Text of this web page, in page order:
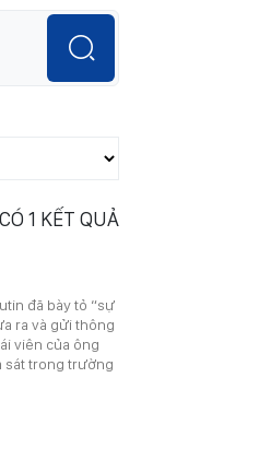
CÓ 1 KẾT QUẢ
đã bày tỏ “sự
ra và gửi thông
viên của ông
sát trong trường